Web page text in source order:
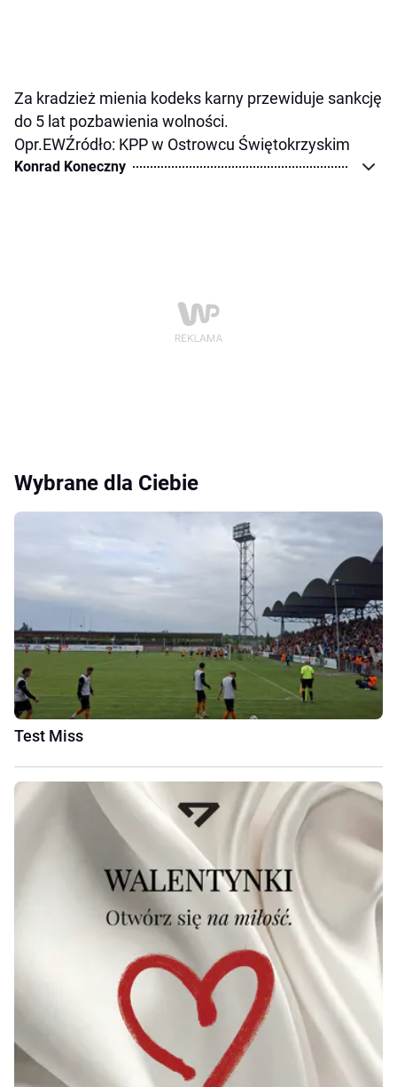
Za kradzież mienia kodeks karny przewiduje sankcję
do 5 lat pozbawienia wolności.
Opr.EWŹródło: KPP w Ostrowcu Świętokrzyskim
Konrad Koneczny
Wybrane dla Ciebie
Test Miss